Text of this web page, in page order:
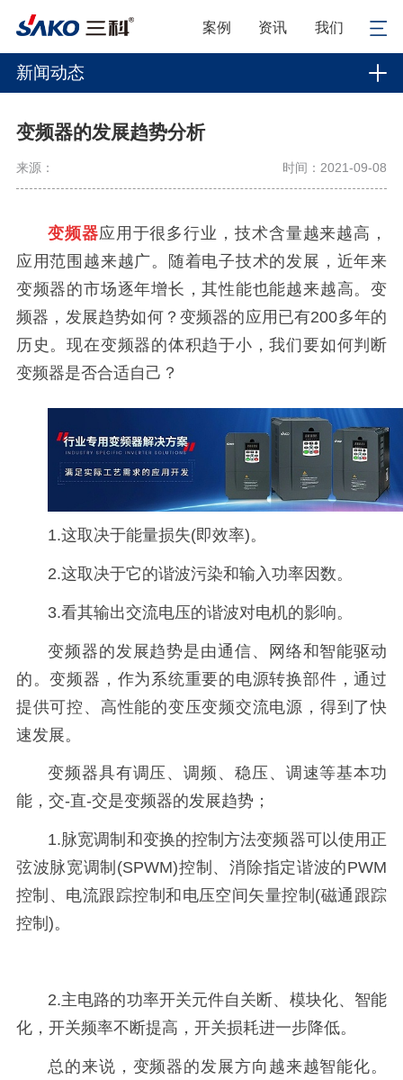
案例 资讯 我们
新闻动态
变频器的发展趋势分析
来源： 时间：2021-09-08
变频器应用于很多行业，技术含量越来越高，
应用范围越来越广。随着电子技术的发展，近年来
变频器的市场逐年增长，其性能也能越来越高。变
频器，发展趋势如何？变频器的应用已有200多年的
历史。现在变频器的体积趋于小，我们要如何判断
变频器是否合适自己？
1.这取决于能量损失(即效率)。
2.这取决于它的谐波污染和输入功率因数。
3.看其输出交流电压的谐波对电机的影响。
变频器的发展趋势是由通信、网络和智能驱动
的。变频器，作为系统重要的电源转换部件，通过
提供可控、高性能的变压变频交流电源，得到了快
速发展。
变频器具有调压、调频、稳压、调速等基本功
能，交-直-交是变频器的发展趋势；
1.脉宽调制和变换的控制方法变频器可以使用正
弦波脉宽调制(SPWM)控制、消除指定谐波的PWM
控制、电流跟踪控制和电压空间矢量控制(磁通跟踪
控制)。
2.主电路的功率开关元件自关断、模块化、智能
化，开关频率不断提高，开关损耗进一步降低。
总的来说，变频器的发展方向越来越智能化。